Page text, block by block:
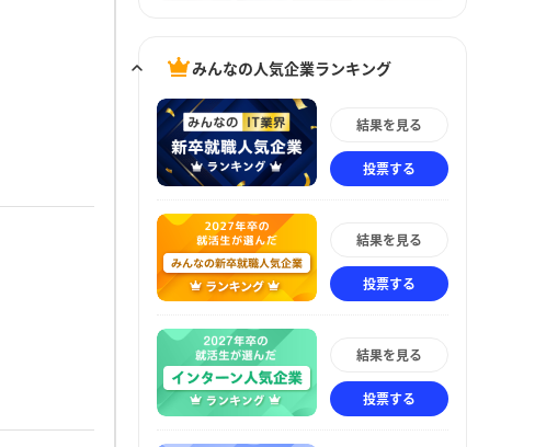
みんなの人気企業ランキング
結果を見る
投票する
結果を見る
投票する
結果を見る
投票する